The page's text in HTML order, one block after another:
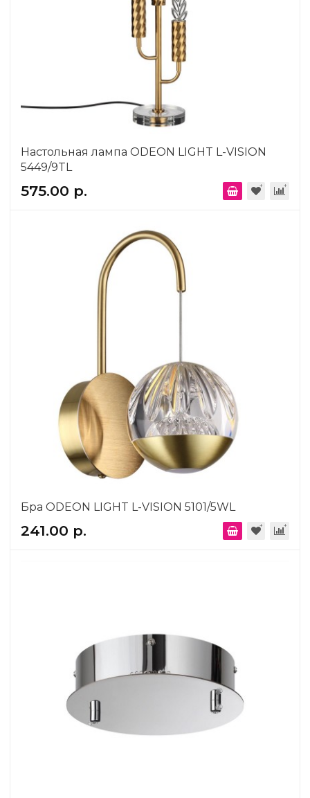
Настольная лампа ODEON LIGHT L-VISION
5449/9TL
575.00 р.
Бра ODEON LIGHT L-VISION 5101/5WL
241.00 р.